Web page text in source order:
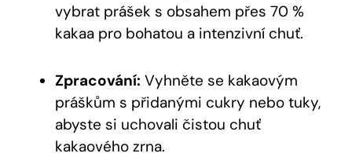
vybrat prášek s obsahem přes 70 %
kakaa pro bohatou a intenzivní chuť.
Zpracování: Vyhněte se kakaovým
práškům s přidanými cukry nebo tuky,
abyste si uchovali čistou chuť
kakaového zrna.